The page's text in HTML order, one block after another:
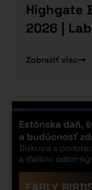
Highgate
2026 |
Zobraziť viac